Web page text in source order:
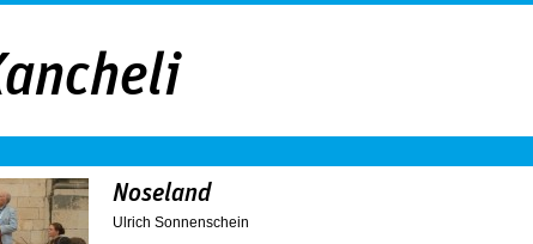
Noseland
Ulrich Sonnenschein